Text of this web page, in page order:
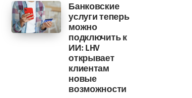
Банковские
услуги теперь
можно
подключить к
ИИ: LHV
открывает
клиентам
новые
возможности